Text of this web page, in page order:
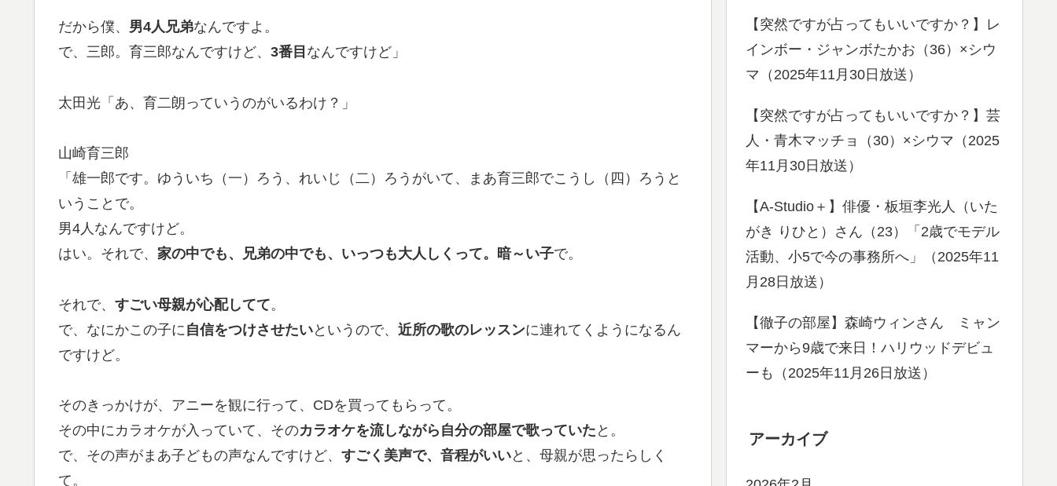
だから僕、 男4人兄弟なんですよ。
で、三郎。育三郎なんですけど、 3番目 なんですけど」
太田光「あ、育二朗っていうのがいるわけ？」
山崎育三郎
「雄一郎です。ゆういち（一）ろう、れいじ（二）ろうがいて、まあ育三郎でこうし（四）ろうと
いうことで。
男4人なんですけど。
はい。それで、 家の中でも、兄弟の中でも、いっつも大人しくって。暗～い子で。
それで、 すごい母親が心配してて。
で、なにかこの子に 自信をつけさせたいというので、 近所の歌のレッスンに連れてくようになるん
ですけど。
そのきっかけが、アニーを観に行って、CDを買ってもらって。
その中にカラオケが入っていて、そのカラオケを流しながら自分の部屋で歌っていた と。
で、その声がまあ子どもの声なんですけど、 すごく美声で、音程がいいと、母親が思ったらしく
て。
【突然ですが占ってもいいですか？】レ
インボー・ジャンボたかお（36）×シウ
マ（2025年11月30日放送）
【突然ですが占ってもいいですか？】芸
人・青木マッチョ（30）×シウマ（2025
年11月30日放送）
【A-Studio＋】俳優・板垣李光人（いた
がき りひと）さん（23）「2歳でモデル
活動、小5で今の事務所へ」（2025年11
月28日放送）
【徹子の部屋】森崎ウィンさん ミャン
マーから9歳で来日！ハリウッドデビュ
ーも（2025年11月26日放送）
アーカイブ